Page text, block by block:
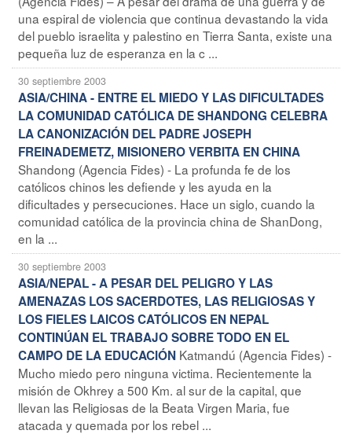
una espiral de violencia que continua devastando la vida
del pueblo israelita y palestino en Tierra Santa, existe una
pequeña luz de esperanza en la c ...
30 septiembre 2003
ASIA/CHINA - ENTRE EL MIEDO Y LAS DIFICULTADES
LA COMUNIDAD CATÓLICA DE SHANDONG CELEBRA
LA CANONIZACIÓN DEL PADRE JOSEPH
FREINADEMETZ, MISIONERO VERBITA EN CHINA
Shandong (Agencia Fides) - La profunda fe de los
católicos chinos les defiende y les ayuda en la
dificultades y persecuciones. Hace un siglo, cuando la
comunidad católica de la provincia china de ShanDong,
en la ...
30 septiembre 2003
ASIA/NEPAL - A PESAR DEL PELIGRO Y LAS
AMENAZAS LOS SACERDOTES, LAS RELIGIOSAS Y
LOS FIELES LAICOS CATÓLICOS EN NEPAL
CONTINÚAN EL TRABAJO SOBRE TODO EN EL
CAMPO DE LA EDUCACIÓN Katmandú (Agencia Fides) -
Mucho miedo pero ninguna victima. Recientemente la
misión de Okhrey a 500 Km. al sur de la capital, que
llevan las Religiosas de la Beata Virgen Maria, fue
atacada y quemada por los rebel ...